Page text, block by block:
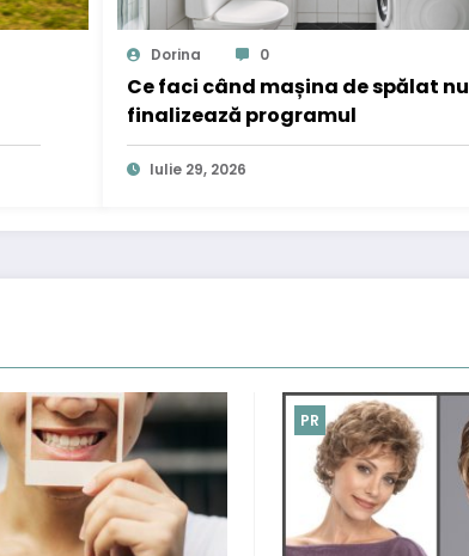
Dorina 0
Ce faci când mașina de spălat nu
finalizează programul
Iulie 29, 2026
PR PR